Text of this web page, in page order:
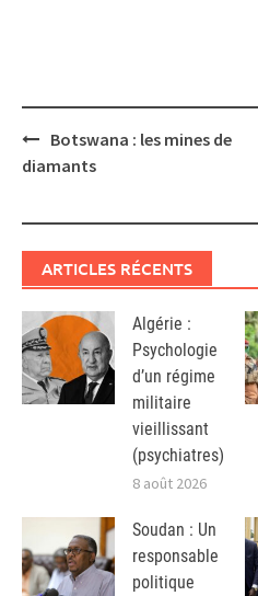
Post
navigation
Botswana : les mines de
diamants
ARTICLES RÉCENTS
Algérie :
Psychologie
d’un régime
militaire
vieillissant
(psychiatres)
8 août 2026
Soudan : Un
responsable
politique